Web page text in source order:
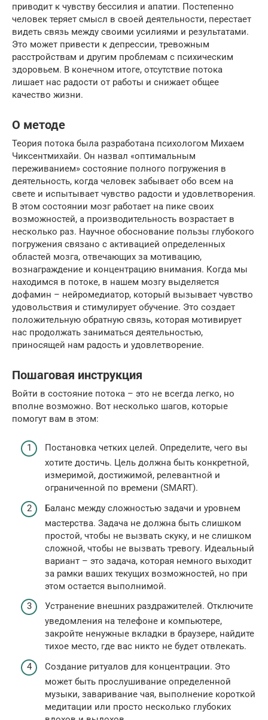
приводит к чувству бессилия и апатии. Постепенно
человек теряет смысл в своей деятельности, перестает
видеть связь между своими усилиями и результатами.
Это может привести к депрессии, тревожным
расстройствам и другим проблемам с психическим
здоровьем. В конечном итоге, отсутствие потока
лишает нас радости от работы и снижает общее
качество жизни.
О методе
Теория потока была разработана психологом Михаем
Чиксентмихайи. Он назвал «оптимальным
переживанием» состояние полного погружения в
деятельность, когда человек забывает обо всем на
свете и испытывает чувство радости и удовлетворения.
В этом состоянии мозг работает на пике своих
возможностей, а производительность возрастает в
несколько раз. Научное обоснование пользы глубокого
погружения связано с активацией определенных
областей мозга, отвечающих за мотивацию,
вознаграждение и концентрацию внимания. Когда мы
находимся в потоке, в нашем мозгу выделяется
дофамин – нейромедиатор, который вызывает чувство
удовольствия и стимулирует обучение. Это создает
положительную обратную связь, которая мотивирует
нас продолжать заниматься деятельностью,
приносящей нам радость и удовлетворение.
Пошаговая инструкция
Войти в состояние потока – это не всегда легко, но
вполне возможно. Вот несколько шагов, которые
помогут вам в этом:
Постановка четких целей. Определите, чего вы
хотите достичь. Цель должна быть конкретной,
измеримой, достижимой, релевантной и
ограниченной по времени (SMART).
Баланс между сложностью задачи и уровнем
мастерства. Задача не должна быть слишком
простой, чтобы не вызвать скуку, и не слишком
сложной, чтобы не вызвать тревогу. Идеальный
вариант – это задача, которая немного выходит
за рамки ваших текущих возможностей, но при
этом остается выполнимой.
Устранение внешних раздражителей. Отключите
уведомления на телефоне и компьютере,
закройте ненужные вкладки в браузере, найдите
тихое место, где вас никто не будет отвлекать.
Создание ритуалов для концентрации. Это
может быть прослушивание определенной
музыки, заваривание чая, выполнение короткой
медитации или просто несколько глубоких